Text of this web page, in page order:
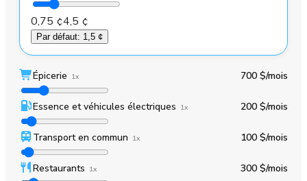
0,75 ¢4,5 ¢
Par défaut: 1,5 ¢
Épicerie 1x 700 $/mois
Essence et véhicules électriques 1x 200 $/mois
Transport en commun 1x 100 $/mois
Restaurants 1x 300 $/mois